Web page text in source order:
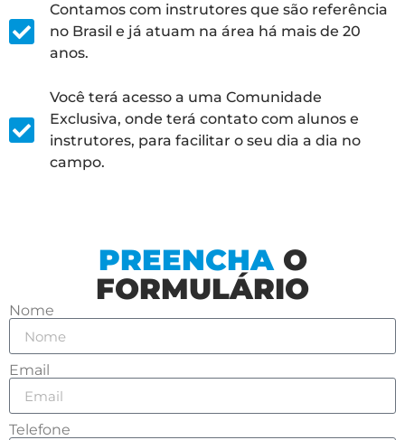
Contamos com instrutores que são referência
no Brasil e já atuam na área há mais de 20
anos.
Você terá acesso a uma Comunidade
Exclusiva, onde terá contato com alunos e
instrutores, para facilitar o seu dia a dia no
campo.
PREENCHAO
FORMULÁRIO
Nome
Email
Telefone